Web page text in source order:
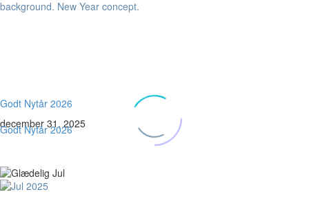
Godt Nytår 2026
december 31, 2025
Godt Nytår 2026